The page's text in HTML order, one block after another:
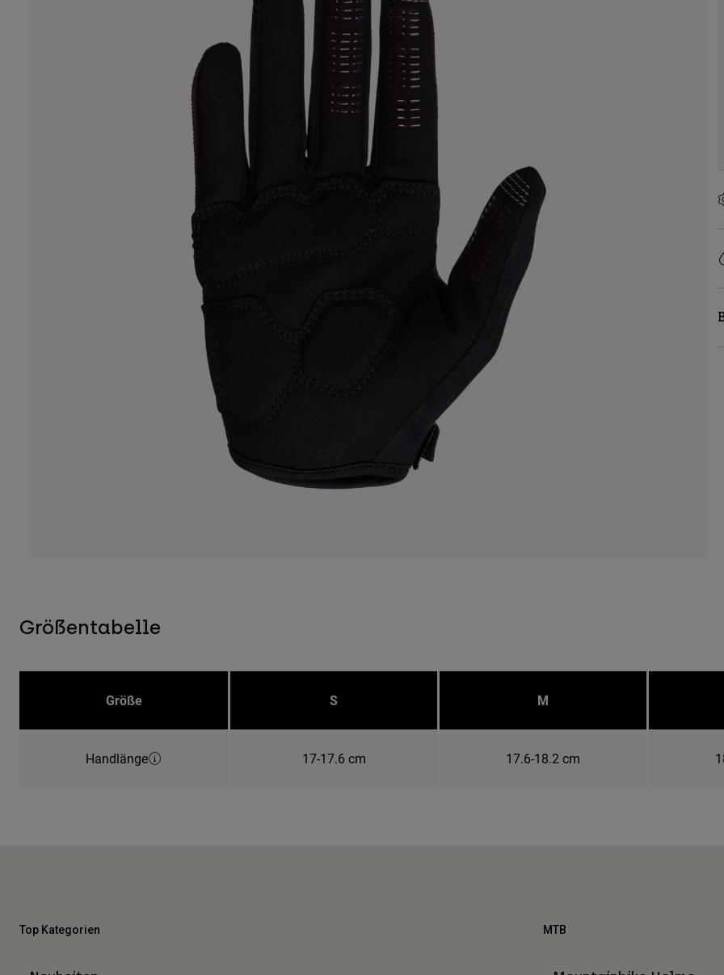
Größentabelle
Größe S M
Handlänge 17-17.6 cm 17.6-18.2 cm
Top Kategorien MTB